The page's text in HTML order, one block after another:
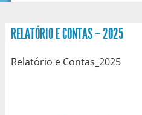
RELATÓRIO E CONTAS – 2025
Relatório e Contas_2025